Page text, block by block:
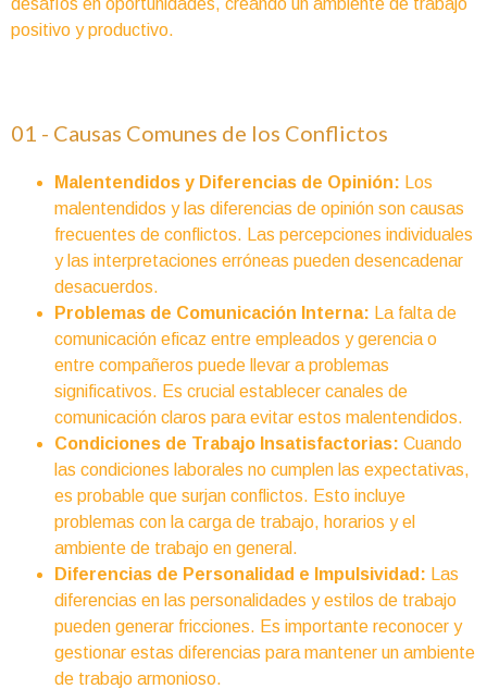
positivo y productivo.
01 - Causas Comunes de los Conflictos
Malentendidos y Diferencias de Opinión:
Los
malentendidos y las diferencias de opinión son causas
frecuentes de conflictos. Las percepciones individuales
y las interpretaciones erróneas pueden desencadenar
desacuerdos.
Problemas de Comunicación Interna:
La falta de
comunicación eficaz entre empleados y gerencia o
entre compañeros puede llevar a problemas
significativos. Es crucial establecer canales de
comunicación claros para evitar estos malentendidos.
Condiciones de Trabajo Insatisfactorias: Cuando
las condiciones laborales no cumplen las expectativas,
es probable que surjan conflictos. Esto incluye
problemas con la carga de trabajo, horarios y el
ambiente de trabajo en general.
Diferencias de Personalidad e Impulsividad:
Las
diferencias en las personalidades y estilos de trabajo
pueden generar fricciones. Es importante reconocer y
gestionar estas diferencias para mantener un ambiente
de trabajo armonioso.